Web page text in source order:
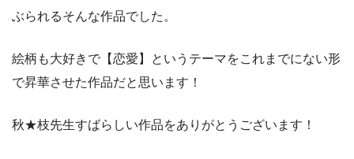
ぶられるそんな作品でした。
絵柄も大好きで【恋愛】というテーマをこれまでにない形
で昇華させた作品だと思います！
秋★枝先生すばらしい作品をありがとうございます！